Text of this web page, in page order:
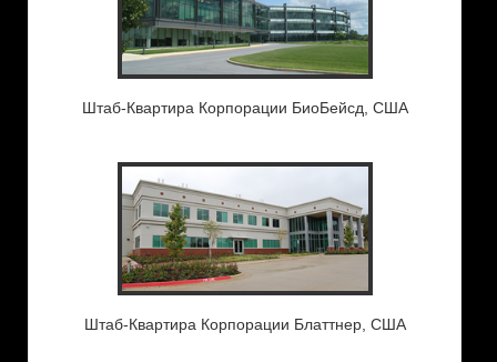
Штаб-Квартира Корпорации БиоБейсд, США
Штаб-Квартира Корпорации Блаттнер, США